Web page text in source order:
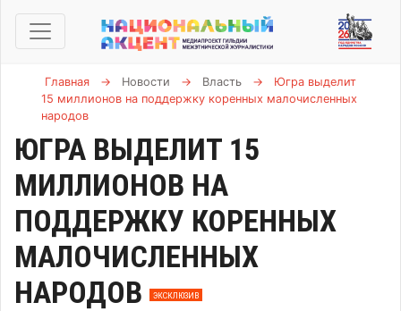
Главная → Новости → Власть →
Югра выделит
15 миллионов на поддержку коренных малочисленных
народов
ЮГРА ВЫДЕЛИТ 15
МИЛЛИОНОВ НА
ПОДДЕРЖКУ КОРЕННЫХ
МАЛОЧИСЛЕННЫХ
НАРОДОВ
ЭКСКЛЮЗИВ